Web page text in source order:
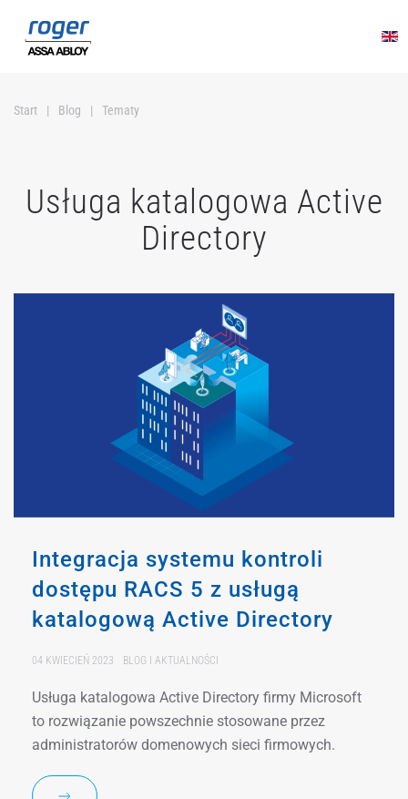
Przejdź do głównej treści
Start Blog Tematy
Usługa katalogowa Active
Directory
Integracja systemu kontroli
dostępu RACS 5 z usługą
katalogową Active Directory
04 KWIECIEŃ 2023 BLOG I AKTUALNOŚCI
Usługa katalogowa Active Directory firmy Microsoft
to rozwiązanie powszechnie stosowane przez
administratorów domenowych sieci firmowych.